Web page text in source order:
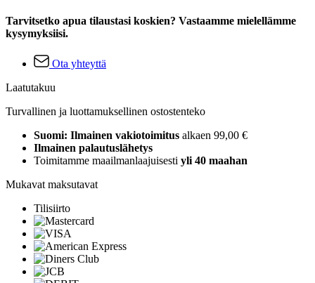
Tarvitsetko apua tilaustasi koskien? Vastaamme mielellämme
kysymyksiisi.
Ota yhteyttä
Laatutakuu
Turvallinen ja luottamuksellinen ostostenteko
Suomi: Ilmainen vakiotoimitus alkaen 99,00 €
Ilmainen palautuslähetys
Toimitamme maailmanlaajuisesti yli 40 maahan
Mukavat maksutavat
Tilisiirto